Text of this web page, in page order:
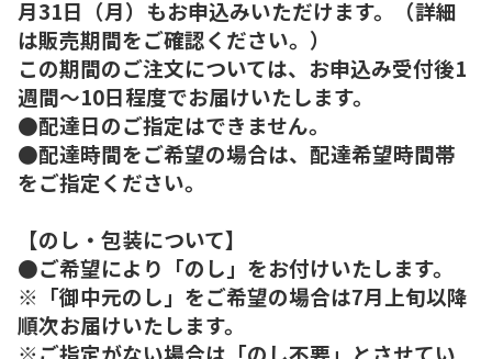
月31日（月）もお申込みいただけます。（詳細
は販売期間をご確認ください。）
この期間のご注文については、お申込み受付後1
週間～10日程度でお届けいたします。
●配達日のご指定はできません。
●配達時間をご希望の場合は、配達希望時間帯
をご指定ください。
【のし・包装について】
●ご希望により「のし」をお付けいたします。
※「御中元のし」をご希望の場合は7月上旬以降
順次お届けいたします。
※ご指定がない場合は「のし不要」とさせてい